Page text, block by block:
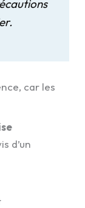
car les
d’un